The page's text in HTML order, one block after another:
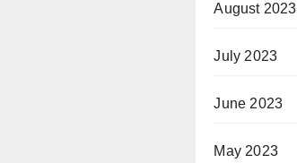
August 2023
July 2023
June 2023
May 2023